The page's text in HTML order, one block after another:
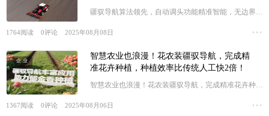
疆驭导航算法领先，自动调头功能精准智能，无边界田
1764阅读 0评论 2025年08月08日
企业
智慧农业也浪漫！花农装疆驭导航，完成精
准花卉种植，种植效率比传统人工快2倍！
智慧农业也浪漫！花农装疆驭导航，完成精准花卉种
1367阅读 0评论 2025年08月06日